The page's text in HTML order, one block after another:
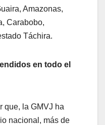
Amazonas,
Carabobo,
Táchira.
en todo el
que, la GMVJ ha
nacional, más de